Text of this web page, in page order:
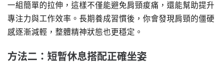
一組簡單的拉伸，這樣不僅能避免肩頸痠痛，還能幫助提升
專注力與工作效率。長期養成習慣後，你會發現肩頸的僵硬
感逐漸減輕，整體精神狀態也更穩定。
方法二：短暫休息搭配正確坐姿